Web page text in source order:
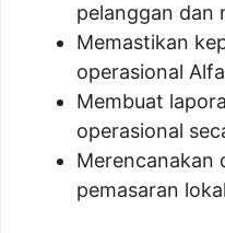
pelanggan dan
Memastikan
operasional
Membuat
operasional
Merencanakan
pemasaran lokal